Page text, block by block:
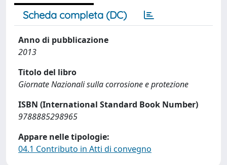
Scheda completa (DC)
Anno di pubblicazione
2013
Titolo del libro
Giornate Nazionali sulla corrosione e protezione
ISBN (International Standard Book Number)
9788885298965
Appare nelle tipologie:
04.1 Contributo in Atti di convegno